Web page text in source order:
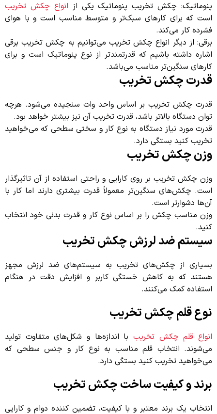
پنوماتیک: چکش تخریب پنوماتیک یکی از انواع چکش تخریب
است که برای کارهای سبک‌تر و متوسط مناسب است و با هوای
فشرده کار می‌کند.
برقی: از دیگر انواع چکش تخریب می‌توانیم به چکش تخریب برقی
اشاره داشته باشیم که قدرتمندتر از نوع پنوماتیک است و برای
کارهای سنگین‌تر مناسب می‌باشد.
قدرت چکش تخریب
قدرت چکش تخریب بر اساس واحد وات سنجیده می‌شود. هرچه
توان دستگاه بالاتر باشد، قدرت تخریب آن نیز بیشتر خواهد بود.
قدرت مورد نیاز دستگاه به نوع کار و سختی سطحی که می‌خواهید
تخریب کنید بستگی دارد.
وزن چکش تخریب
وزن چکش تخریب بر روی کارایی و راحتی استفاده از آن تاثیرگذار
است. چکش‌های سنگین‌تر معمولاً قدرت بیشتری دارند اما کار با
آن‌ها دشوارتر است.
وزن مناسب چکش را بر اساس نوع کار و قدرت بدنی خود انتخاب
کنید.
سیستم ضد لرزش چکش تخریب
بسیاری از چکش‌های تخریب به سیستم‌های ضد لرزش مجهز
هستند که به کاهش خستگی کاربر و افزایش دقت در هنگام
استفاده کمک می‌کنند.
نوع قلم چکش تخریب
انواع قلم چکش تخریب با اندازه‌ها و شکل‌های متفاوت تولید
می‌شوند. انتخاب قلم مناسب به نوع کار و جنس سطحی که
می‌خواهید تخریب کنید بستگی دارد.
برند و کیفیت ساخت چکش تخریب
انتخاب یک برند معتبر و با کیفیت، تضمین کننده دوام و کارایی